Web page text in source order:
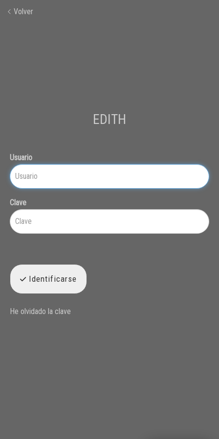
Volver
EDITH
Usuario
Clave
Identificarse
He olvidado la clave